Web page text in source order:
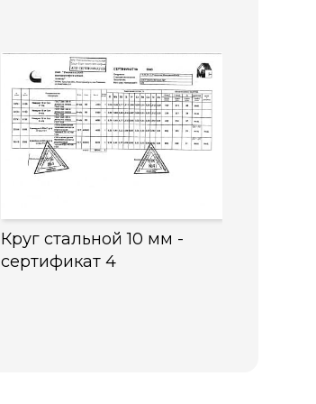
Круг стальной 10 мм -
сертификат 4